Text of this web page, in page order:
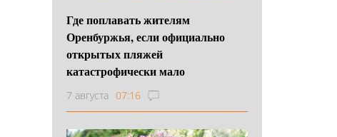
Где поплавать жителям
Оренбуржья, если официально
открытых пляжей
катастрофически мало
7 августа 07:16